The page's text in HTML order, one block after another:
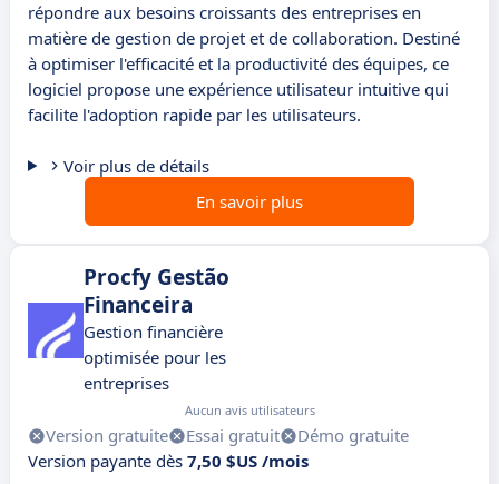
répondre aux besoins croissants des entreprises en
matière de gestion de projet et de collaboration. Destiné
à optimiser l'efficacité et la productivité des équipes, ce
logiciel propose une expérience utilisateur intuitive qui
facilite l'adoption rapide par les utilisateurs.
Voir plus de détails
En savoir plus
Procfy Gestão
Financeira
Gestion financière
optimisée pour les
entreprises
Aucun avis utilisateurs
Version gratuite Essai gratuit
Démo gratuite
Version payante dès 7,50 $US /mois